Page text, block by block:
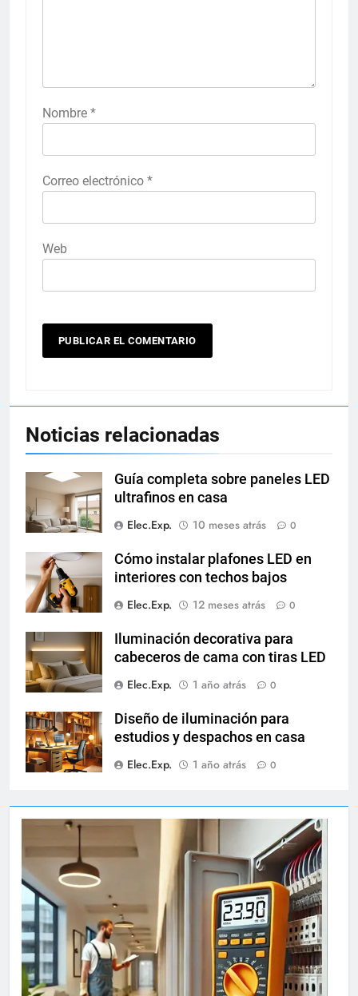
Nombre *
Correo electrónico *
Web
Noticias relacionadas
Guía completa sobre paneles LED
ultrafinos en casa
Elec.Exp.
10 meses atrás 0
Cómo instalar plafones LED en
interiores con techos bajos
Elec.Exp.
12 meses atrás 0
Iluminación decorativa para
cabeceros de cama con tiras LED
Elec.Exp.
1 año atrás 0
Diseño de iluminación para
estudios y despachos en casa
Elec.Exp.
1 año atrás 0